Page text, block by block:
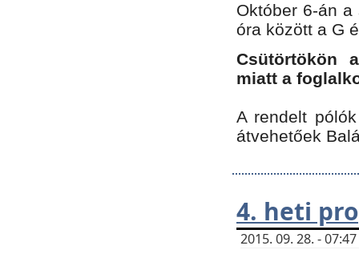
Október 6-án
óra között a G
Csütörtökön
miatt a
A rendelt
átvehetőek
4. heti
2015. 09. 28. -